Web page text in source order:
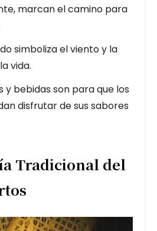
marcan el camino para
simboliza el viento y la
vida.
y bebidas son para que los
disfrutar de sus sabores
Tradicional del